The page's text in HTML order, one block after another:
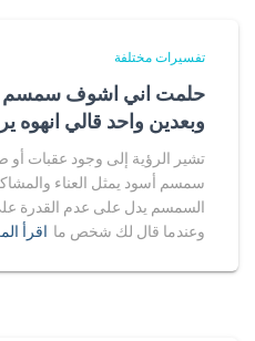
تفسيرات مختلفة
حلمت اني اشوف سمسم
وبعدين واحد قالي انهوه
تشير الرؤية إلى وجود عقبات أو
سمسم أسود يمثل العناء
السمسم يدل على عدم القدرة
وعندما قال لك شخص ما اقرأ